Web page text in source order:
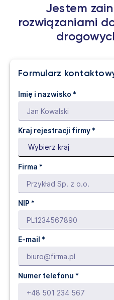
Jestem
rozwiązaniami
Formularz
Imię i nazwisko *
Kraj rejestracji firmy *
Firma *
NIP *
E-mail *
Numer telefonu *